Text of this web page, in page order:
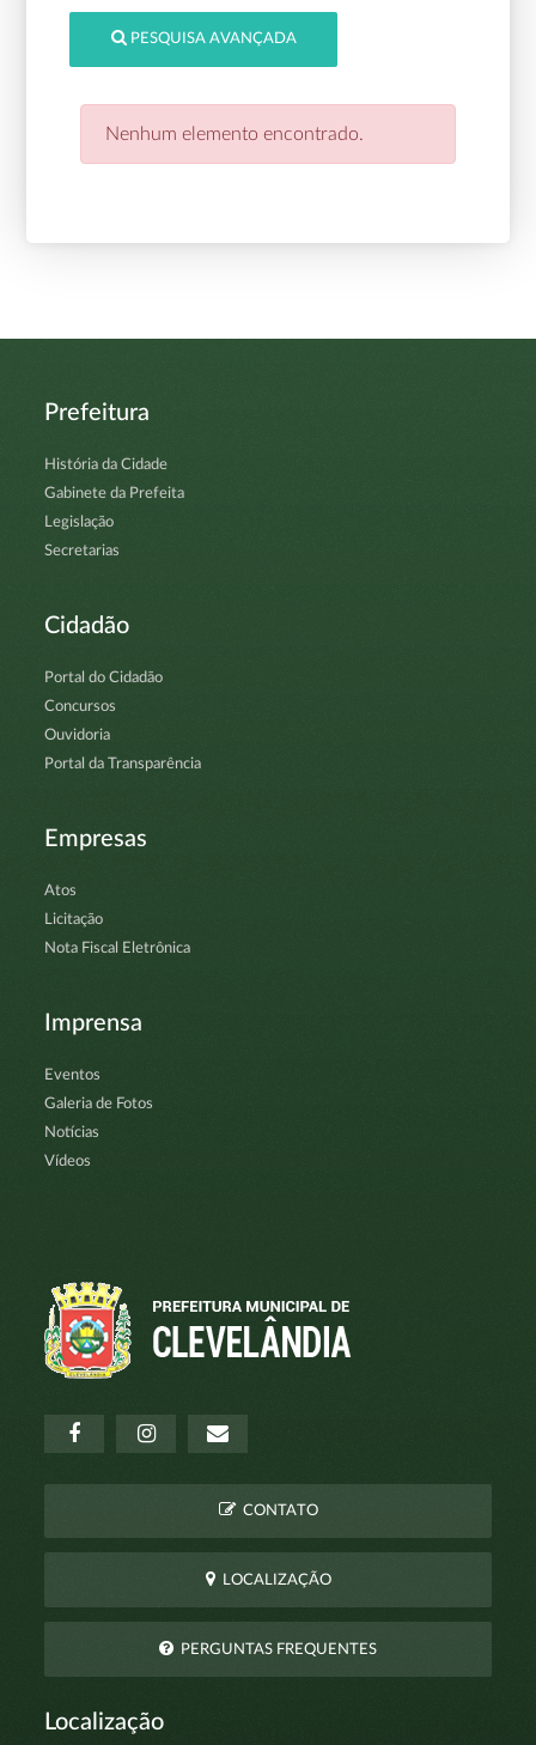
PESQUISA AVANÇADA
Nenhum elemento encontrado.
Prefeitura
História da Cidade
Gabinete da Prefeita
Legislação
Secretarias
Cidadão
Portal do Cidadão
Concursos
Ouvidoria
Portal da Transparência
Empresas
Atos
Licitação
Nota Fiscal Eletrônica
Imprensa
Eventos
Galeria de Fotos
Notícias
Vídeos
CONTATO
LOCALIZAÇÃO
PERGUNTAS FREQUENTES
Localização